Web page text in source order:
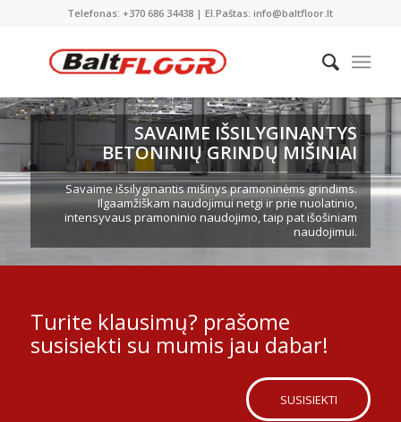
Telefonas: +370 686 34438 | El.Paštas: info@baltfloor.lt
SAVAIME IŠSILYGINANTYS
BETONINIŲ GRINDŲ MIŠINIAI
Savaime išsilyginantis mišinys pramoninėms grindims.
Ilgaamžiškam naudojimui netgi ir prie nuolatinio,
intensyvaus pramoninio naudojimo, taip pat išošiniam
naudojimui.
Turite klausimų? prašome
susisiekti su mumis jau dabar!
SUSISIEKTI